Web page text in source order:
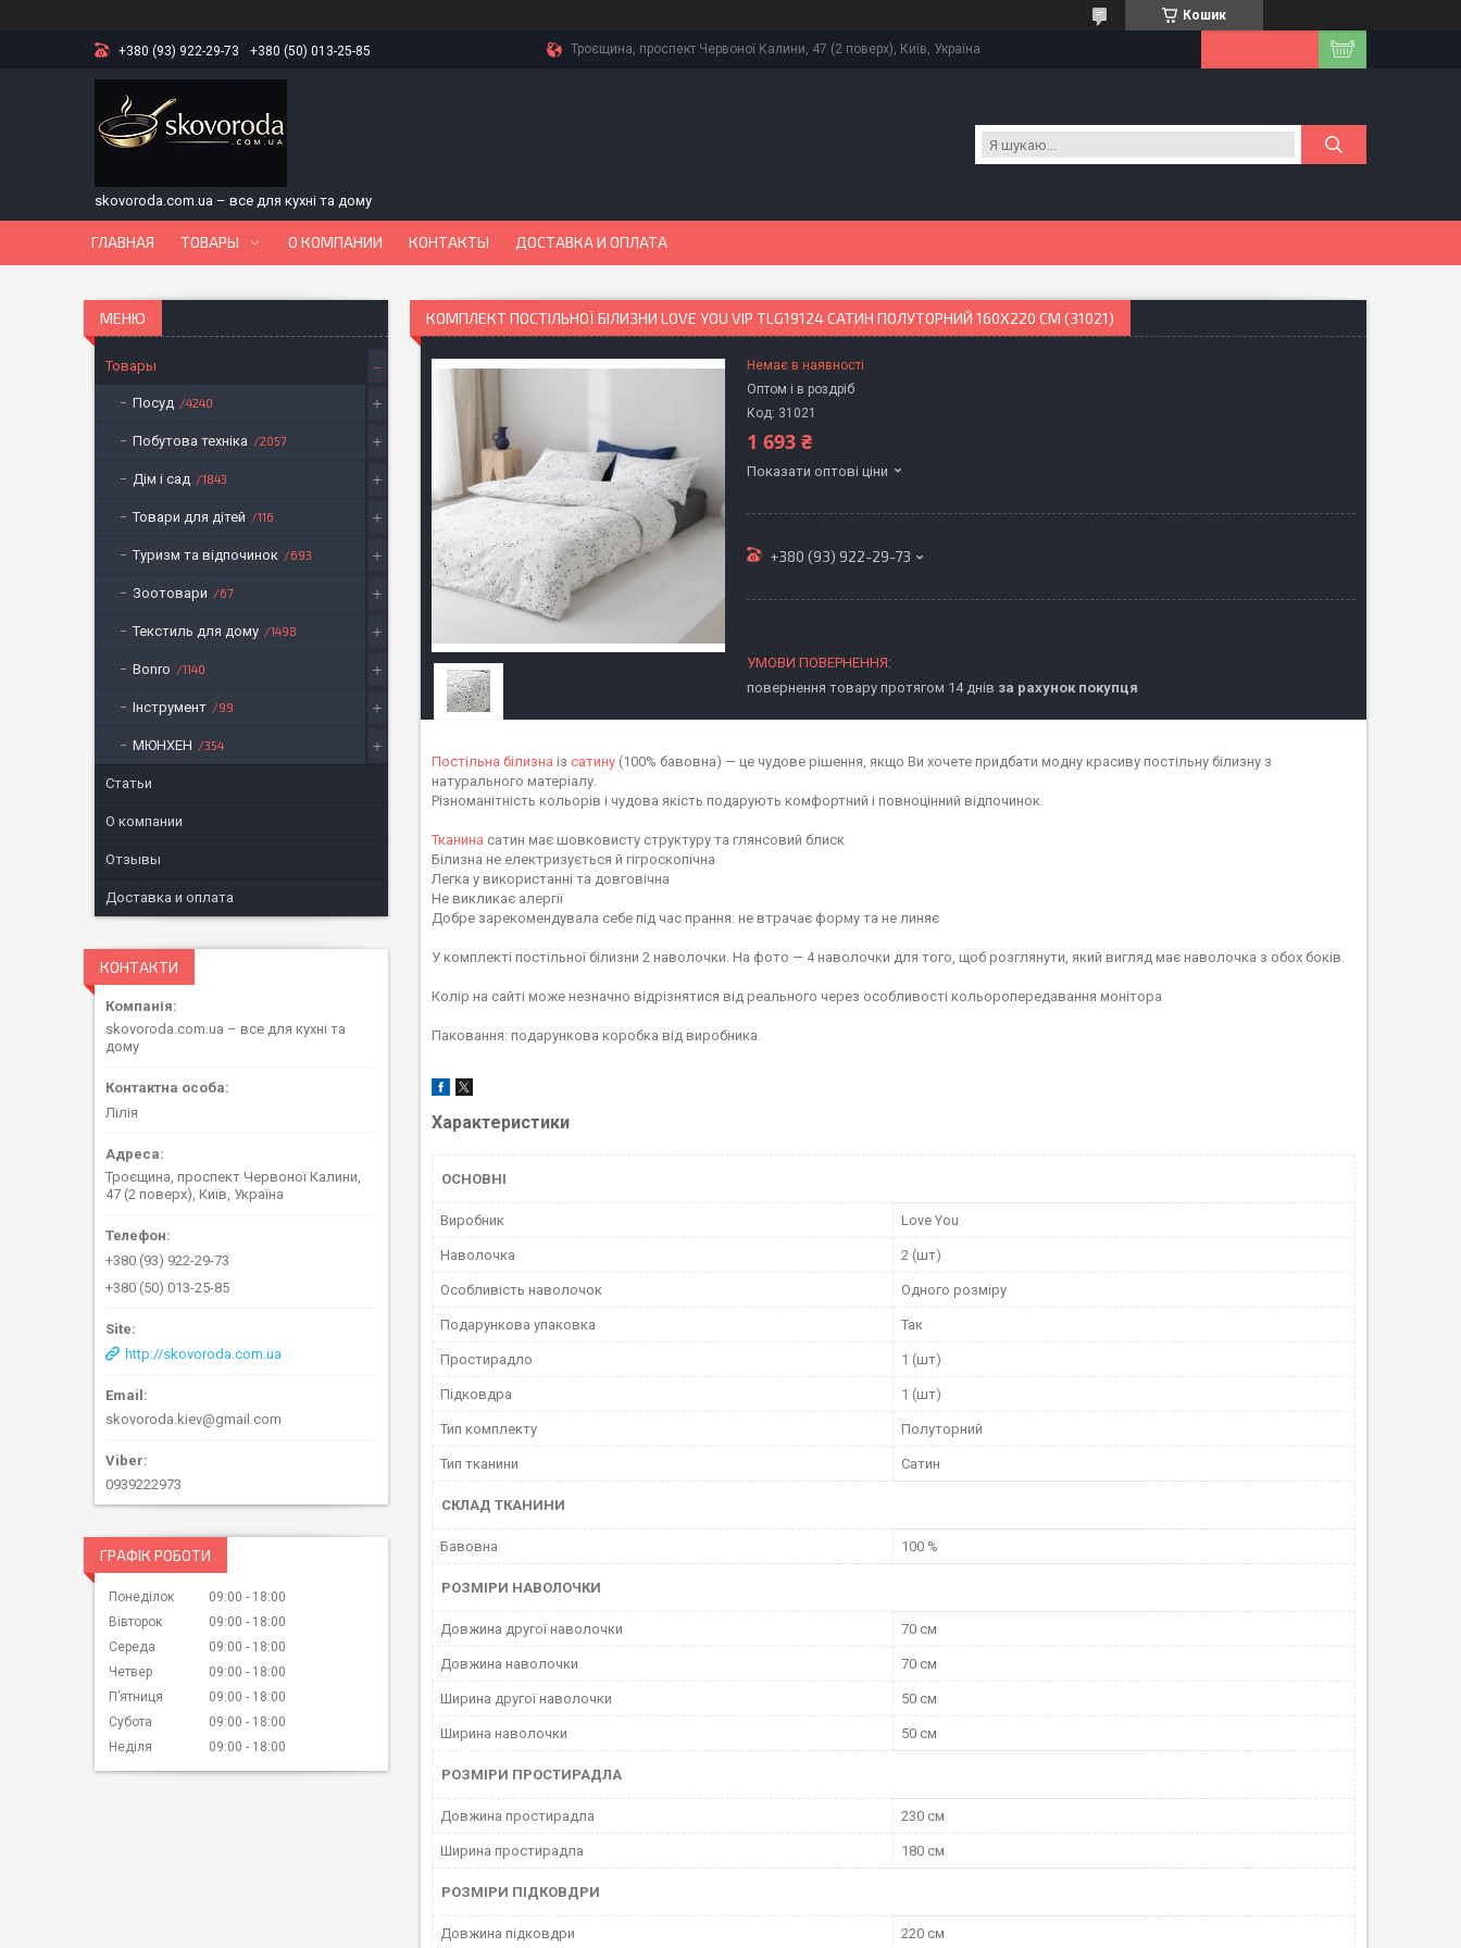
Кошик
+380 (93) 922-29-73 +380 (50) 013-25-85 Троєщина, проспект Червоної Калини, 47 (2 поверх), Київ, Україна
skovoroda.com.ua – все для кухні та дому
ГЛАВНАЯ ТОВАРЫ О КОМПАНИИ КОНТАКТЫ ДОСТАВКА И ОПЛАТА
КОМПЛЕКТ ПОСТІЛЬНОЇ БІЛИЗНИ LOVE YOU VIP TLG19124 САТИН ПОЛУТОРНИЙ 160Х220 СМ (31021)
Немає в наявності
Оптом і в роздріб
Код: 31021
1 693 ₴
Показати оптові ціни
+380 (93) 922-29-73
повернення товару протягом 14 днів за рахунок покупця
Постільна білизна із сатину (100% бавовна) — це чудове рішення, якщо Ви хочете придбати модну красиву постільну білизну з
натурального матеріалу.
Різноманітність кольорів і чудова якість подарують комфортний і повноцінний відпочинок.
Тканина сатин має шовковисту структуру та глянсовий блиск
Білизна не електризується й гігроскопічна
Легка у використанні та довговічна
Не викликає алергії
Добре зарекомендувала себе під час прання: не втрачає форму та не линяє
У комплекті постільної білизни 2 наволочки. На фото — 4 наволочки для того, щоб розглянути, який вигляд має наволочка з обох боків.
Колір на сайті може незначно відрізнятися від реального через особливості кольоропередавання монітора
Паковання: подарункова коробка від виробника.
Характеристики
ОСНОВНІ
Виробник Love You
Наволочка 2 (шт)
Особливість наволочок Одного розміру
Подарункова упаковка Так
Простирадло 1 (шт)
Підковдра 1 (шт)
Тип комплекту Полуторний
Тип тканини Сатин
СКЛАД ТКАНИНИ
Бавовна 100 %
РОЗМІРИ НАВОЛОЧКИ
Довжина другої наволочки 70 см
Довжина наволочки 70 см
Ширина другої наволочки 50 см
Ширина наволочки 50 см
РОЗМІРИ ПРОСТИРАДЛА
Довжина простирадла 230 см
Ширина простирадла 180 см
РОЗМІРИ ПІДКОВДРИ
Довжина підковдри 220 см
Товары
Посуд 4240
Побутова техніка 2057
Дім і сад 1843
Товари для дітей 116
Туризм та відпочинок 693
Зоотовари 67
Текстиль для дому 1498
Bonro 1140
Інструмент 99
МЮНХЕН 354
Статьи
О компании
Отзывы
Доставка и оплата
КОНТАКТИ
skovoroda.com.ua – все для кухні та
дому
Лілія
Троєщина, проспект Червоної Калини,
47 (2 поверх), Київ, Україна
+380 (93) 922-29-73
+380 (50) 013-25-85
http://skovoroda.com.ua
skovoroda.kiev@gmail.com
0939222973
ГРАФІК РОБОТИ
Понеділок 09:00
18:00
Вівторок
09:00
18:00
Середа
09:00
18:00
Четвер
09:00
18:00
Пʼятниця
09:00
18:00
Субота
09:00
18:00
Неділя
09:00 18:00